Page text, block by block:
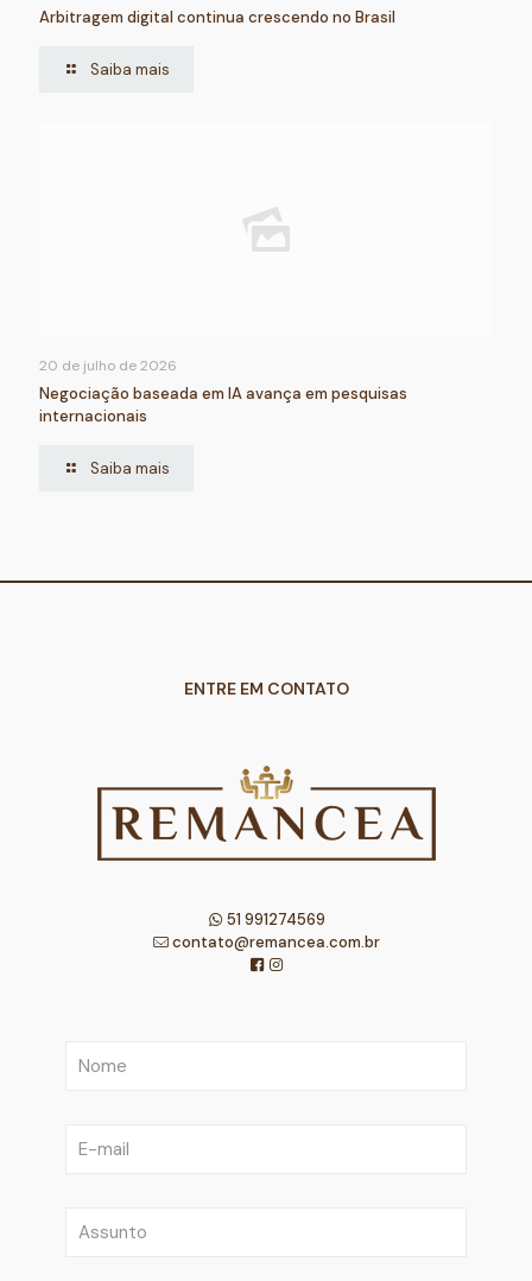
Arbitragem digital continua crescendo no Brasil
Saiba mais
20 de julho de 2026
Negociação baseada em IA avança em pesquisas
internacionais
Saiba mais
ENTRE EM CONTATO
51 991274569
contato@remancea.com.br